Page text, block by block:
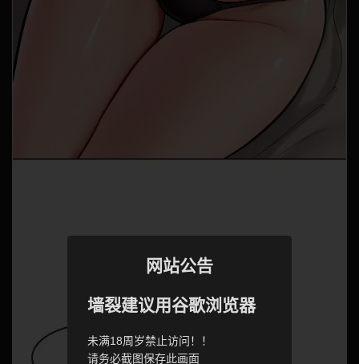
网站公告
墙裂建议用谷歌浏览器
未满18周岁禁止访问！！
请务必截图保存此画面